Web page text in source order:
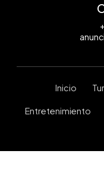
Inicio
Entretenimiento